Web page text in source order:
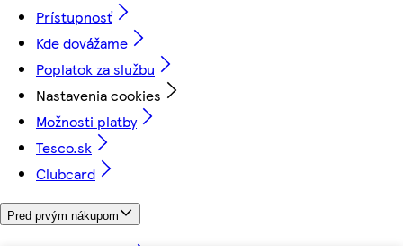
Prístupnosť
Kde dovážame
Poplatok za službu
Nastavenia cookies
Možnosti platby
Tesco.sk
Clubcard
Pred prvým nákupom